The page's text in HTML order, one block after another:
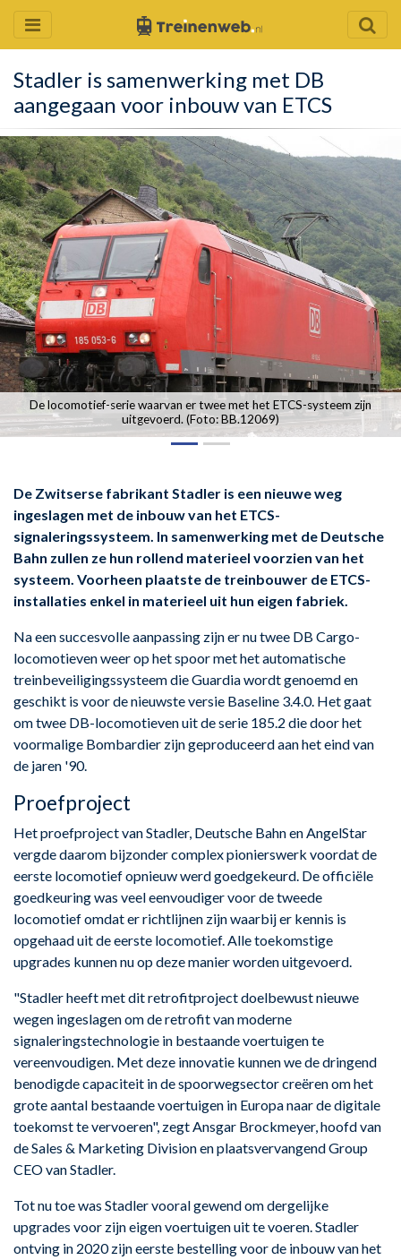
Stadler is samenwerking met DB
aangegaan voor inbouw van ETCS
De locomotief-serie waarvan er twee met het ETCS-systeem zijn
uitgevoerd. (Foto: BB.12069)
De Zwitserse fabrikant Stadler is een nieuwe weg
ingeslagen met de inbouw van het ETCS-
signaleringssysteem. In samenwerking met de Deutsche
Bahn zullen ze hun rollend materieel voorzien van het
systeem. Voorheen plaatste de treinbouwer de ETCS-
installaties enkel in materieel uit hun eigen fabriek.
Na een succesvolle aanpassing zijn er nu twee DB Cargo-
locomotieven weer op het spoor met het automatische
treinbeveiligingssysteem die Guardia wordt genoemd en
geschikt is voor de nieuwste versie Baseline 3.4.0. Het gaat
om twee DB-locomotieven uit de serie 185.2 die door het
voormalige Bombardier zijn geproduceerd aan het eind van
de jaren '90.
Proefproject
Het proefproject van Stadler, Deutsche Bahn en AngelStar
vergde daarom bijzonder complex pionierswerk voordat de
eerste locomotief opnieuw werd goedgekeurd. De officiële
goedkeuring was veel eenvoudiger voor de tweede
locomotief omdat er richtlijnen zijn waarbij er kennis is
opgehaad uit de eerste locomotief. Alle toekomstige
upgrades kunnen nu op deze manier worden uitgevoerd.
"Stadler heeft met dit retrofitproject doelbewust nieuwe
wegen ingeslagen om de retrofit van moderne
signaleringstechnologie in bestaande voertuigen te
vereenvoudigen. Met deze innovatie kunnen we de dringend
benodigde capaciteit in de spoorwegsector creëren om het
grote aantal bestaande voertuigen in Europa naar de digitale
toekomst te vervoeren", zegt Ansgar Brockmeyer, hoofd van
de Sales & Marketing Division en plaatsvervangend Group
CEO van Stadler.
Tot nu toe was Stadler vooral gewend om dergelijke
upgrades voor zijn eigen voertuigen uit te voeren. Stadler
ontving in 2020 zijn eerste bestelling voor de inbouw van het